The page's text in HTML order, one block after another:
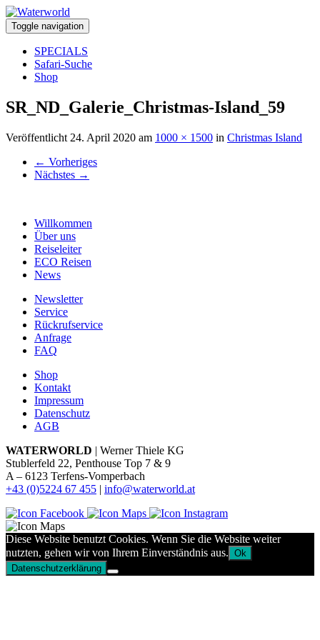
Toggle navigation
SPECIALS
Safari-Suche
Shop
SR_ND_Galerie_Christmas-Island_59
Veröffentlicht 24. April 2020 am 1000 × 1500 in Christmas Island
← Vorheriges
Nächstes →
Willkommen
Über uns
Reiseleiter
ECO Reisen
News
Newsletter
Service
Rückrufservice
Anfrage
FAQ
Shop
Kontakt
Impressum
Datenschutz
AGB
WATERWORLD | Werner Thiele KG
Stublerfeld 22, Penthouse Top 7 & 9
A – 6123 Terfens-Vomperbach
+43 (0)5224 67 455 | info@waterworld.at
Diese Website benutzt Cookies. Wenn Sie die Website weiter
nutzten, gehen wir von Ihrem Einverständnis aus. Ok
Datenschutzerklärung